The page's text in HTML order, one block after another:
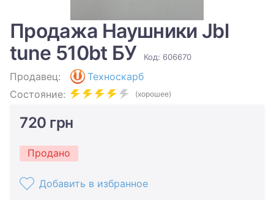
Продажа Наушники Jbl
tune 510bt БУ
Код: 606670
Продавец:
Техноскарб
Состояние:
(хорошее)
720 грн
Продано
Добавить в избранное